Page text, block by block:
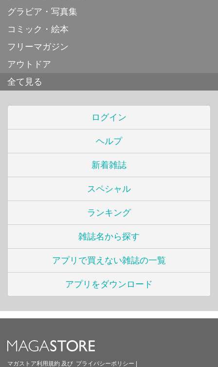
グラビア・写真集
コミック・絵本
フリーマガジン
アウトドア
全て見る
ログイン
ヘルプ
新着雑誌
スペシャル
ランキング
雑誌名から探す
アプリで買えない雑誌の一覧
アプリをダウンロード
マガストア利用規約 及び プライバシーポリシー |